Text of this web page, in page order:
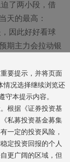
了两小段，借
天的最高：
因此好好看球
期主力会拉动银
市盈率也好几家
果主力想做一把
果然拉了，且早
可能不小。于是
我们就不顾看球
预期：市场下行
位继续下行的过
最高仓位。之后
要提示，并将页面
情况选择继续浏览还
守本提示内容。
根据《证券投资基
私募投资基金募集
一定的投资风险，
定投资回报的个人
更广阔的区域，但